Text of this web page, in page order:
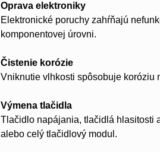
Oprava elektroniky
Elektronické poruchy zahŕňajú
komponentovej úrovni.
Čistenie korózie
Vniknutie vlhkosti spôsobuje koróziu
Výmena tlačidla
Tlačidlo napájania, tlačidlá hlasitosti
alebo celý tlačidlový modul.